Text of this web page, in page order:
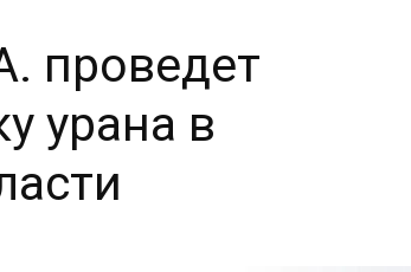
проведет
урана в